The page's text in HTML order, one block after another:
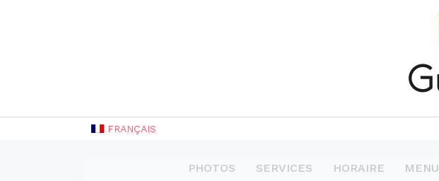
FRANÇAIS
PHOTOS SERVICES HORAIRE MENU